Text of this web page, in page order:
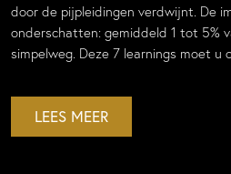
door de pijpleidingen verdwijnt. De
onderschatten: gemiddeld 1 tot 5%
simpelweg. Deze 7 learnings moet u
LEES MEER